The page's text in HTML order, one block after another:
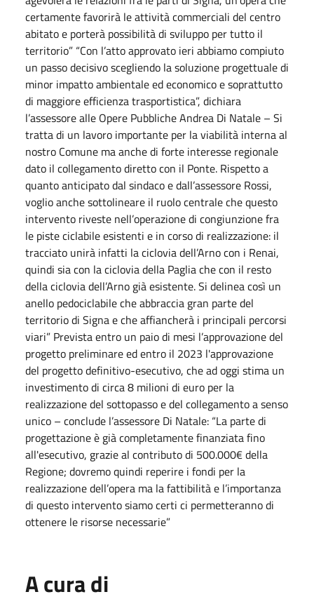
certamente favorirà le attività commerciali del centro
abitato e porterà possibilità di sviluppo per tutto il
territorio” “Con l’atto approvato ieri abbiamo compiuto
un passo decisivo scegliendo la soluzione progettuale di
minor impatto ambientale ed economico e soprattutto
di maggiore efficienza trasportistica”, dichiara
l’assessore alle Opere Pubbliche Andrea Di Natale – Si
tratta di un lavoro importante per la viabilità interna al
nostro Comune ma anche di forte interesse regionale
dato il collegamento diretto con il Ponte. Rispetto a
quanto anticipato dal sindaco e dall’assessore Rossi,
voglio anche sottolineare il ruolo centrale che questo
intervento riveste nell’operazione di congiunzione fra
le piste ciclabile esistenti e in corso di realizzazione: il
tracciato unirà infatti la ciclovia dell’Arno con i Renai,
quindi sia con la ciclovia della Paglia che con il resto
della ciclovia dell’Arno già esistente. Si delinea così un
anello pedociclabile che abbraccia gran parte del
territorio di Signa e che affiancherà i principali percorsi
viari” Prevista entro un paio di mesi l’approvazione del
progetto preliminare ed entro il 2023 l'approvazione
del progetto definitivo-esecutivo, che adoggi stima un
investimento di circa 8 milioni di euro per la
realizzazione del sottopasso e del collegamento a senso
unico – conclude l’assessore Di Natale: “La parte di
progettazione è già completamente finanziata fino
all'esecutivo, grazie al contributo di 500.000€ della
Regione; dovremo quindi reperire i fondi per la
realizzazione dell’opera ma la fattibilità e l’importanza
di questo intervento siamo certi ci permetteranno di
ottenere le risorse necessarie”
A cura di